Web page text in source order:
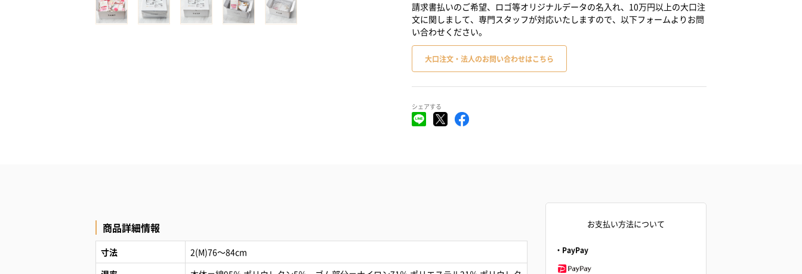
請求書払いのご希望、ロゴ等オリジナルデータの名入れ、10万円以上の大口注
文に関しまして、専門スタッフが対応いたしますので、以下フォームよりお問
い合わせください。
大口注文・法人のお問い合わせはこちら
シェアする
商品詳細情報
寸法
2(M)76～84cm
お支払い方法について
・PayPay